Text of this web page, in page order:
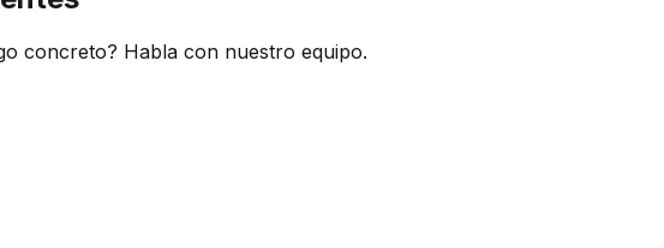
concreto? Habla con nuestro equipo.